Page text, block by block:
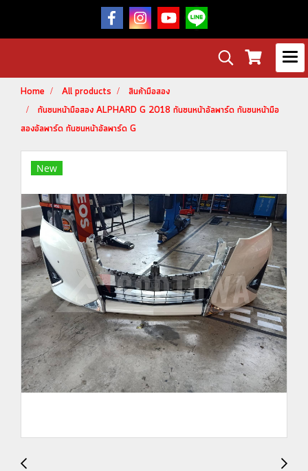
Home All products
สินค้ามือสอง
กันชนหน้ามือสอง ALPHARD G 2018 กันชนหน้าอัลพาร์ด กันชนหน้ามือ
สองอัลพาร์ด กันชนหน้าอัลพาร์ด G
New